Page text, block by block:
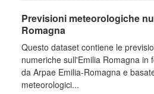
Previsioni meteorologiche
Romagna
Questo dataset contiene le
numeriche sull'Emilia Romagna in
da Arpae Emilia-Romagna e
meteorologici...